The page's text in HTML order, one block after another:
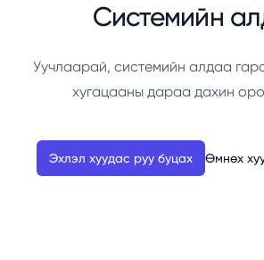
Системийн
Уучлаарай, системийн алдаа
хугацааны дараа дахин
Эхлэл хуудас руу буцах Өмнөх